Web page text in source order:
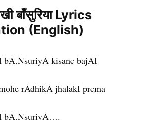
बाँसुरिया Lyrics
(English)
bA.NsuriyA kisane bajAI
rAdhikA jhalakI prema
bA.NsuriyA….